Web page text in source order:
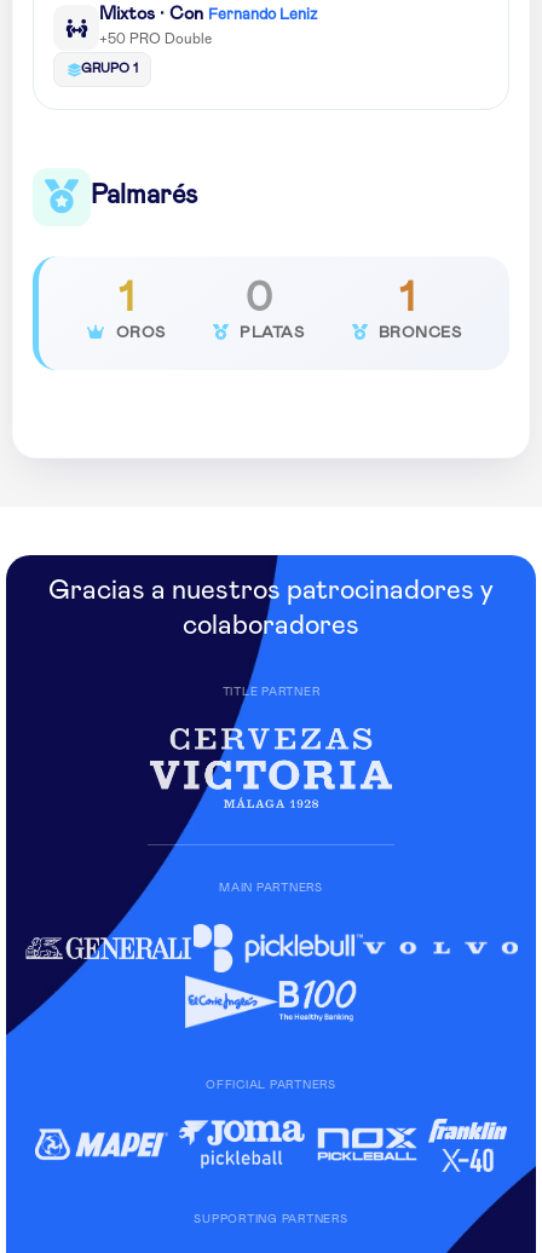
Mixtos · Con Fernando Leniz
+50 PRO Double
GRUPO 1
Palmarés
1
OROS
0
PLATAS
1
BRONCES
Gracias a nuestros patrocinadores y
colaboradores
TITLE PARTNER
MAIN PARTNERS
OFFICIAL PARTNERS
SUPPORTING PARTNERS